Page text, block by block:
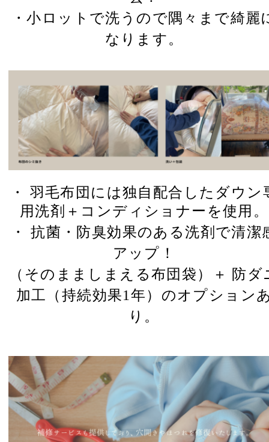
・小ロットで洗うので隅々まで綺麗
なります。
・ 羽毛布団には独自配合したダウン
用洗剤＋コンディショナーを使用。
・ 抗菌・防臭効果のある洗剤で清潔
アップ！
（そのまましまえる布団袋）
＋ 防ダ
加工（持続効果1年）のオプション
り。